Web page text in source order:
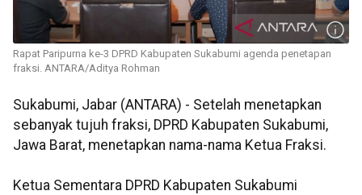
Rapat Paripurna ke-3 DPRD Kabupaten Sukabumi agenda penetapan
fraksi. ANTARA/Aditya Rohman
Sukabumi, Jabar (ANTARA) - Setelah menetapkan
sebanyak tujuh fraksi, DPRD Kabupaten Sukabumi,
Jawa Barat, menetapkan nama-nama Ketua Fraksi.
Ketua Sementara DPRD Kabupaten Sukabumi